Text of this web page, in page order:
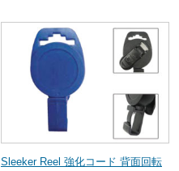
Sleeker Reel 強化コード 背面回転